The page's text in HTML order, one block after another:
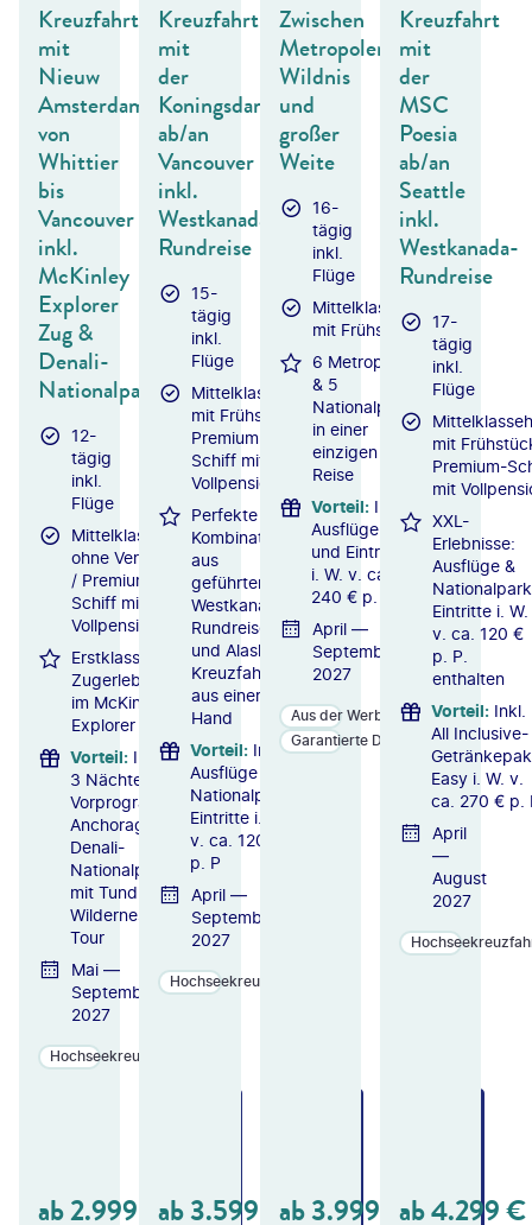
Kreuzfahrt
mit
Nieuw
Amsterdam
von
Whittier
bis
Vancouver
inkl.
McKinley
Explorer
Zug &
Denali-
Nationalpark
12-
tägig
inkl.
Flüge
Mittelklassehotels
ohne Verpflegung
/ Premium-Plus-
Schiff mit
Vollpension
Erstklassiges
Zugerlebnis
im McKinley
Explorer
Vorteil: Inkl.
3 Nächte
Vorprogramm
Anchorage &
Denali-
Nationalpark
mit Tundra
Wilderness
Tour
Mai —
September
2027
Hochseekreuzfahrten
ab2.999 €
B
Kreuzfahrt
mit
der
Koningsdam
ab/an
Vancouver
inkl.
Westkanada-
Rundreise
15-
tägig
inkl.
Flüge
Mittelklassehotels
mit Frühstück /
Premium-Plus-
Schiff mit
Vollpension
Perfekte
Kombination
aus
geführter
Westkanada-
Rundreise
und Alaska-
Kreuzfahrt
aus einer
Hand
Vorteil: Inkl.
Ausflüge &
Nationalpark-
Eintritte i. W.
v. ca. 120 €
p. P
April —
September
2027
Hochseekreuzfahrten
ab3.599 €
B
Zwischen
Metropolen,
Wildnis
und
großer
Weite
16-
tägig
inkl.
Flüge
Mittelklassehotels
mit Frühstück
6 Metropolen
& 5
Nationalparks
in einer
einzigen
Reise
Vorteil: Inkl.
Ausflüge
und Eintritte
i. W. v. ca.
240 € p. P.
April —
September
2027
Aus der Werbung
Garantierte Durchführung
ab3.999 €
B
Kreuzfahrt
mit
der
MSC
Poesia
ab/an
Seattle
inkl.
Westkanada-
Rundreise
17-
tägig
inkl.
Flüge
mit
Premium-
mit
XXL-
Erlebnisse:
Ausflüge &
Eintritte i. W.
v. ca. 120 €
p. P.
enthalten
Vorteil: Inkl.
All Inclusive-
Easy i. W. v.
ca. 270 € p.
April
—
August
2027
ab4.299€